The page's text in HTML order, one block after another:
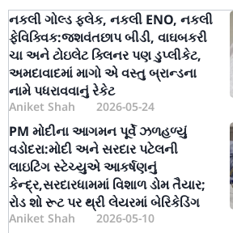
નકલી ગોલ્ડ ફ્લેક, નકલી ENO, નકલી
ફેવિક્વિક:જશવંતછાપ બીડી, વાઘબકરી
ચા અને ટોઇલેટ ક્લિનર પણ ડુપ્લીકેટ,
અમદાવાદમાં માગો એ વસ્તુ બ્રાન્ડના
નામે પધરાવવાનું રેકેટ
Aniket Shah 2026-05-24
PM મોદીના આગમન પૂર્વે ઝળહળ્યું
વડોદરા:મોદી અને સરદાર પટેલની
લાઇટિંગ સ્ટેચ્યુએ આકર્ષણનું
કેન્દ્ર,સરદારધામમાં વિશાળ ડોમ તૈયાર;
રોડ શો રૂટ પર થ્રી લેયરમાં બેરિકેડિંગ
Aniket Shah 2026-05-10